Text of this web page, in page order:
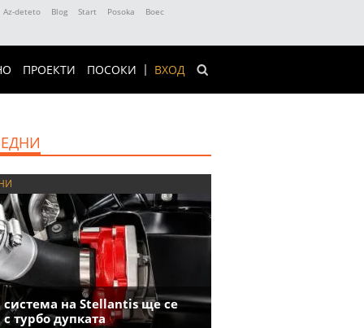
Az-deteto Blog Start Posoka
Boec
ВХОД
ПРОЕКТИ ПОСОКИ
система на Stellantis ще се
турбо дупката